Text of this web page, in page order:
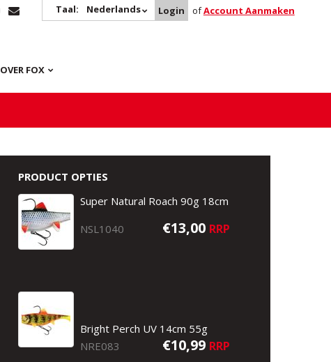
Taal: Nederlands Login ofAccount Aanmaken
OVER FOX
PRODUCT OPTIES
Super Natural Roach 90g 18cm
NSL1040
€13,00 RRP
Bright Perch UV 14cm 55g
NRE083
€10,99 RRP